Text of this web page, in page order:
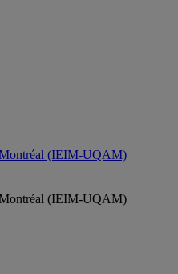
Montréal (IEIM-UQAM)
Montréal (IEIM-UQAM)